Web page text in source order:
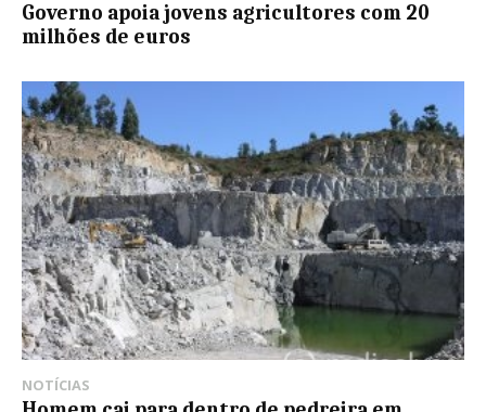
Governo apoia jovens agricultores com 20
milhões de euros
NOTÍCIAS